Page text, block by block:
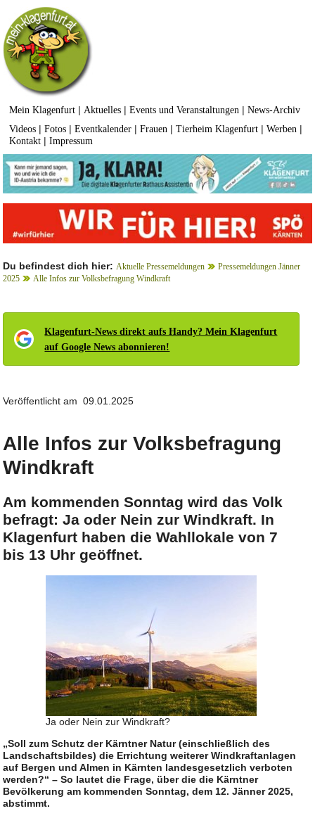
Mein Klagenfurt | Aktuelles |Events und Veranstaltungen |News-Archiv
Videos |Fotos |Eventkalender |Frauen |Tierheim Klagenfurt |Werben |
Kontakt |Impressum
Du befindest dich hier: Aktuelle Pressemeldungen
Pressemeldungen Jänner
2025
Alle Infos zur Volksbefragung Windkraft
Klagenfurt-News direkt aufs Handy? Mein Klagenfurt
auf Google News abonnieren!
Veröffentlicht am 09.01.2025
Alle Infos zur Volksbefragung
Windkraft
Am kommenden Sonntag wird das Volk
befragt: Ja oder Nein zur Windkraft. In
Klagenfurt haben die Wahllokale von 7
bis 13 Uhr geöffnet.
Ja oder Nein zur Windkraft?
„Soll zum Schutz der Kärntner Natur (einschließlich des
Landschaftsbildes) die Errichtung weiterer Windkraftanlagen
auf Bergen und Almen in Kärnten landesgesetzlich verboten
werden?“ – So lautet die Frage, über die die Kärntner
Bevölkerung am kommenden Sonntag, dem 12. Jänner 2025,
abstimmt.